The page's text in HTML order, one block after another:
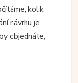
kolik
návrhu je
objednáte,